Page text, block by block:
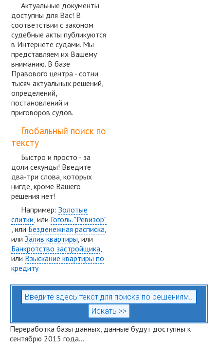
Актуальные документы
доступны для Вас! В
соответствии с законом
судебные акты публикуются
в Интернете судами. Мы
представляем их Вашему
вниманию. В базе
Правового центра - сотни
тысяч актуальных решений,
определений,
постановлений и
приговоров судов.
Глобальный поиск по
тексту
Быстро и просто - за
доли секунды! Введите
два-три слова, которых
нигде, кроме Вашего
решения нет!
Например: Золотые
слитки, или Гоголь. "Ревизор"
, или Безденежная расписка,
или Залив квартиры, или
Банкротство застройщика,
или Взыскание квартиры по
кредиту
Переработка базы данных, данные будут доступны к
сентябрю 2015 года...